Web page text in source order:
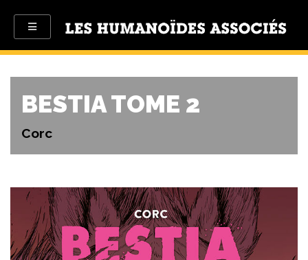
BESTIA TOME 2
Corc